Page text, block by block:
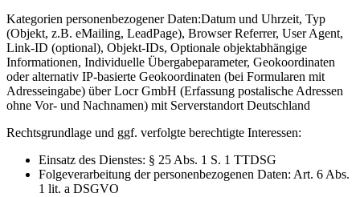
Kategorien personenbezogener Daten:Datum und Uhrzeit, Typ
(Objekt, z.B. eMailing, LeadPage), Browser Referrer, User Agent,
Link-ID (optional), Objekt-IDs, Optionale objektabhängige
Informationen, Individuelle Übergabeparameter, Geokoordinaten
oder alternativ IP-basierte Geokoordinaten (bei Formularen mit
Adresseingabe) über Locr GmbH (Erfassung postalische Adressen
ohne Vor- und Nachnamen) mit Serverstandort Deutschland
Rechtsgrundlage und ggf. verfolgte berechtigte Interessen:
Einsatz des Dienstes: § 25 Abs. 1 S. 1 TTDSG
Folgeverarbeitung der personenbezogenen Daten: Art. 6 Abs.
1 lit. a DSGVO